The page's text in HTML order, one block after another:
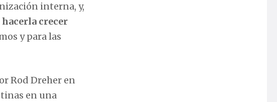
interna, y,
crecer
y para las
Rod Dreher en
en una